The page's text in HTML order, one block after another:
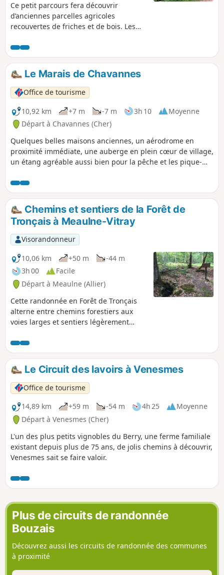
Ce petit parcours fera découvrir
d’anciennes parcelles agricoles
recouvertes de friches et de bois. Les
rappellent qu'une activité paysanne se
déroulait sur ces terres.
Le Marais de Chavannes
Office de tourisme
10,92 km
+7 m -7 m 3h 10
Moyenne
Départ à Chavannes (Cher)
Quelques belles maisons anciennes, un aérodrome en
proximité immédiate, une auberge en plein cœur de village,
un étang agréable aussi bien pour la pêche et les pique-
invite à mieux connaître le village de Chavannes.
Chemins et sentiers de la Forêt de
Tronçais à Meaulne-Vitray
Visorandonneur
10,06 km
+50 m
-44 m
3h 00
Facile
Départ à Meaulne (Allier)
Cette randonnée en Forêt de Tronçais
alterne entre chemins forestiers aux
voies larges et sentiers légèrement
passerez devant le fond Begault,
observerez les différents stades de
l'exploitation forestière.
Le Circuit des lavoirs à Venesmes
Office de tourisme
14,89 km
+59 m -54 m 4h 25
Moyenne
Départ à Venesmes (Cher)
L'un des plus petits vignobles du Berry, une ferme familiale
existant depuis plus de 75 ans, de jolis chemins à découvrir,
Venesmes sait se faire valoir.
Plus de circuits de randonnée
Bouzais
Découvrez aussi les circuits de randonnée des communes
à proximité